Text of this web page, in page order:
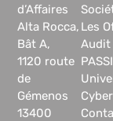
Les
Audit
PASSI
Cyber
d’Affaires
Alta Rocca,
Bât A,
1120 route
de
Gémenos
13400